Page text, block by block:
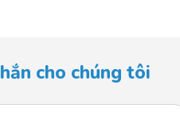
cho chúng tôi